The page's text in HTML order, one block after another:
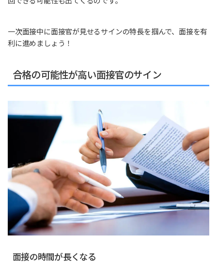
一次面接中に面接官が見せるサインの特長を掴んで、面接を有
利に進めましょう！
合格の可能性が高い面接官のサイン
面接の時間が長くなる